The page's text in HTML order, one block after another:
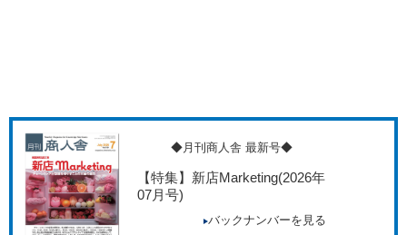
◆月刊商人舎 最新号◆
【特集】新店Marketing(2026年
07月号)
バックナンバーを見る